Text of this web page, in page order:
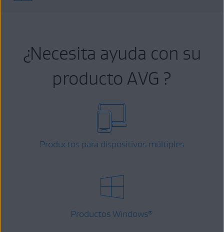
¿Necesita ayuda con su
producto AVG ?
Productos para dispositivos múltiples
Productos Windows®